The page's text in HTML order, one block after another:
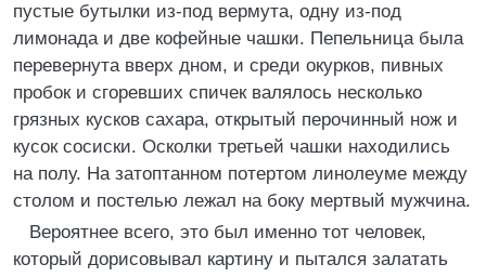
пустые бутылки из-под вермута, одну из-под
лимонада и две кофейные чашки. Пепельница была
перевернута вверх дном, и среди окурков, пивных
пробок и сгоревших спичек валялось несколько
грязных кусков сахара, открытый перочинный нож и
кусок сосиски. Осколки третьей чашки находились
на полу. На затоптанном потертом линолеуме между
столом и постелью лежал на боку мертвый мужчина.
Вероятнее всего, это был именно тот человек,
который дорисовывал картину и пытался залатать